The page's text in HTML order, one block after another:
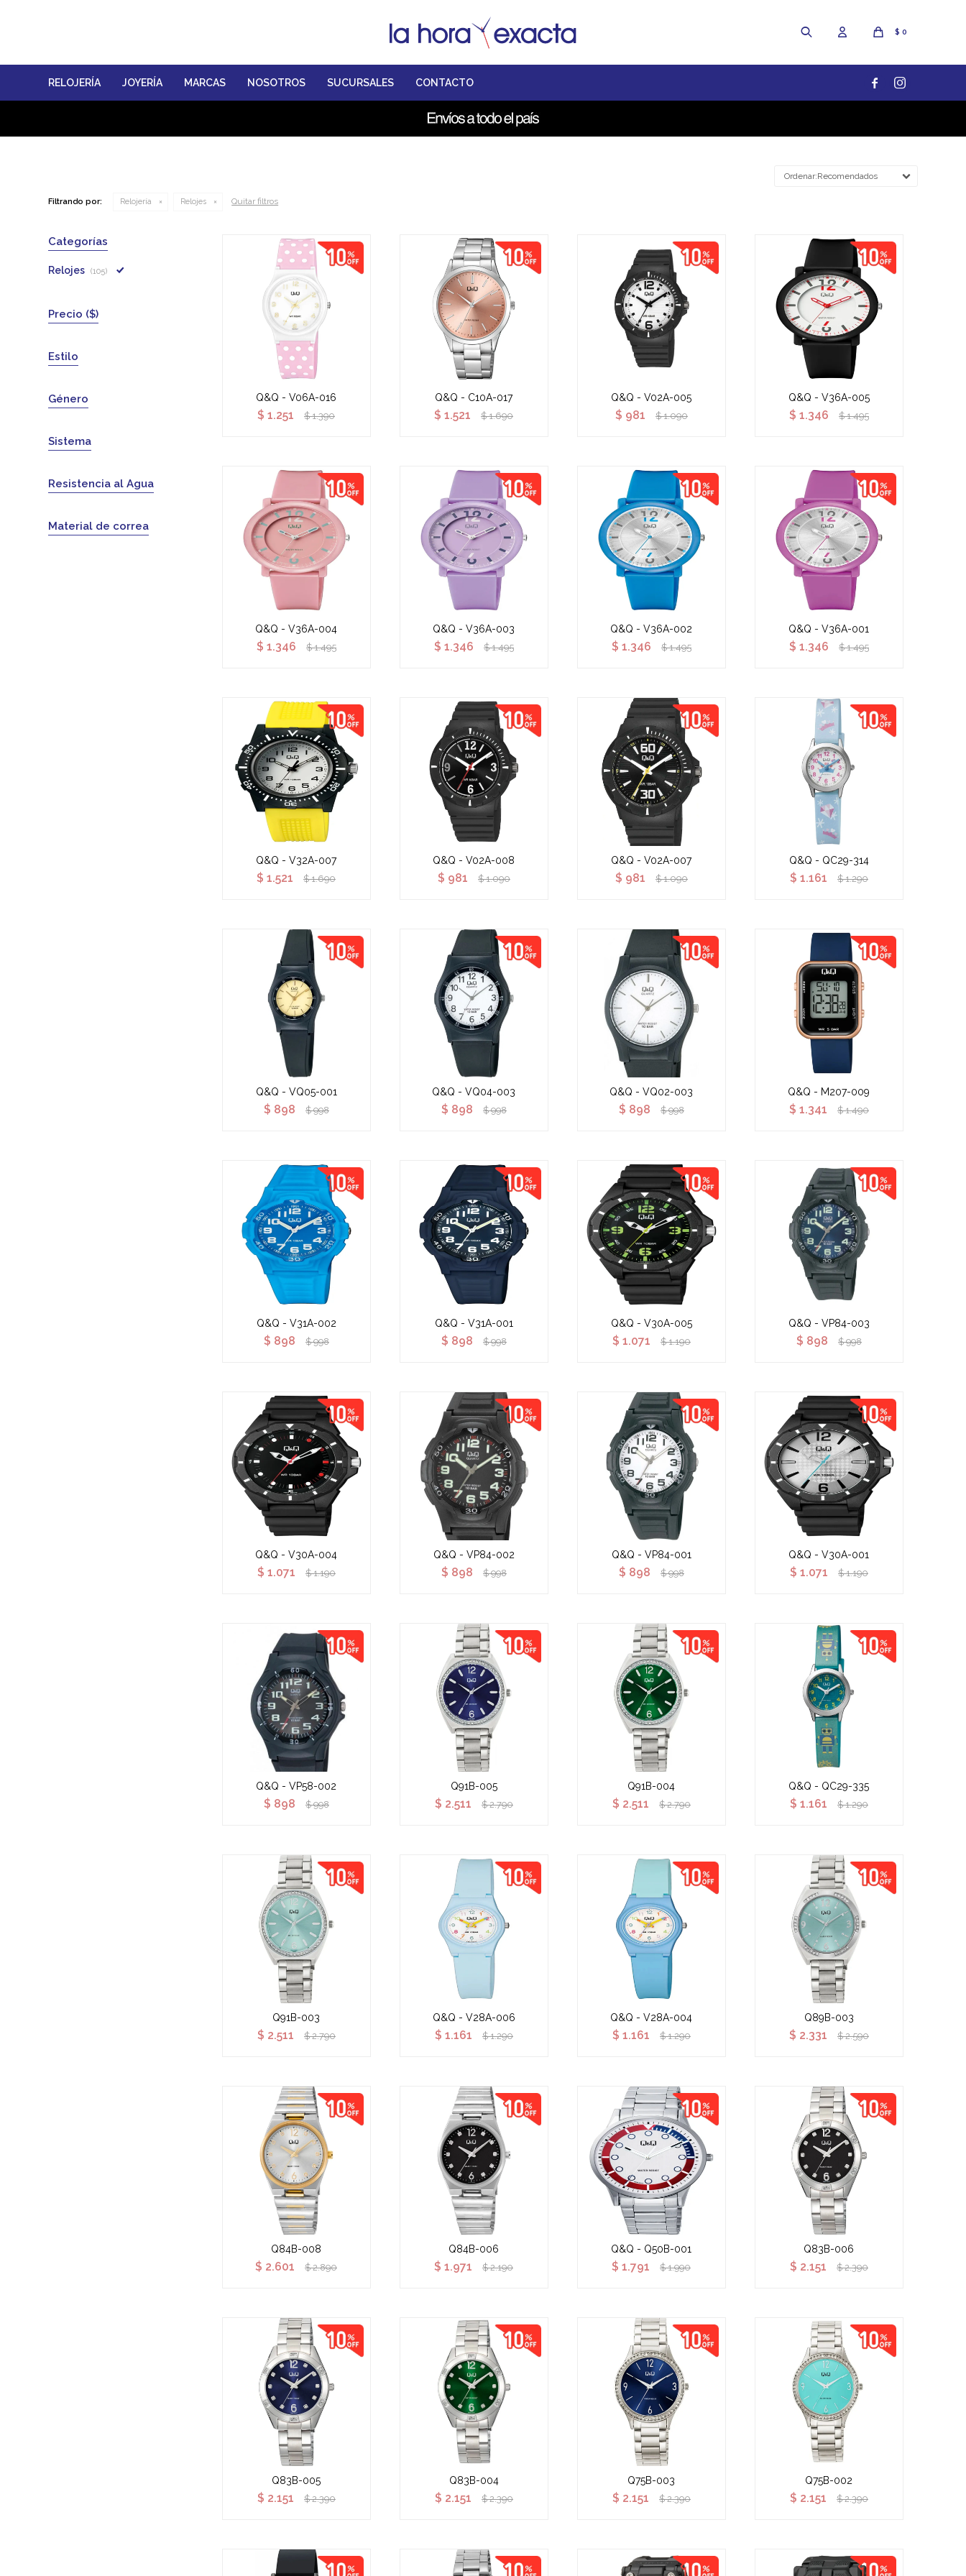
RELOJERÍA JOYERÍA MARCAS NOSOTROS SUCURSALES CONTACTO
$ 0
 
Recomendados
Filtrando por: Relojería Relojes Quitar filtros
Q&Q - V06A-016
$ 1.251 $ 1.390
Q&Q - C10A-017
$ 1.521 $ 1.690
Q&Q - V02A-005
$ 981 $ 1.090
Q&Q - V36A-005
$ 1.346 $ 1.495
Q&Q - V36A-004
$ 1.346 $ 1.495
Q&Q - V36A-003
$ 1.346 $ 1.495
Q&Q - V36A-002
$ 1.346 $ 1.495
Q&Q - V36A-001
$ 1.346 $ 1.495
Q&Q - V32A-007
$ 1.521 $ 1.690
Q&Q - V02A-008
$ 981 $ 1.090
Q&Q - V02A-007
$ 981 $ 1.090
Q&Q - QC29-314
$ 1.161 $ 1.290
Q&Q - VQ05-001
$ 898 $ 998
Q&Q - VQ04-003
$ 898 $ 998
Q&Q - VQ02-003
$ 898 $ 998
Q&Q - M207-009
$ 1.341 $ 1.490
Q&Q - V31A-002
$ 898 $ 998
Q&Q - V31A-001
$ 898 $ 998
Q&Q - V30A-005
$ 1.071 $ 1.190
Q&Q - VP84-003
$ 898 $ 998
Q&Q - V30A-004
$ 1.071 $ 1.190
Q&Q - VP84-002
$ 898 $ 998
Q&Q - VP84-001
$ 898 $ 998
Q&Q - V30A-001
$ 1.071 $ 1.190
Q&Q - VP58-002
$ 898 $ 998
Q91B-005
$ 2.511 $ 2.790
Q91B-004
$ 2.511 $ 2.790
Q&Q - QC29-335
$ 1.161 $ 1.290
Q91B-003
$ 2.511 $ 2.790
Q&Q - V28A-006
$ 1.161 $ 1.290
Q&Q - V28A-004
$ 1.161 $ 1.290
Q89B-003
$ 2.331 $ 2.590
Q84B-008
$ 2.601 $ 2.890
Q84B-006
$ 1.971 $ 2.190
Q&Q - Q50B-001
$ 1.791 $ 1.990
Q83B-006
$ 2.151 $ 2.390
Q83B-005
$ 2.151 $ 2.390
Q83B-004
$ 2.151 $ 2.390
Q75B-003
$ 2.151 $ 2.390
Q75B-002
$ 2.151 $ 2.390
Categorías
Relojes (105)
Precio ($)
Estilo
Género
Sistema
Resistencia al Agua
Material de correa